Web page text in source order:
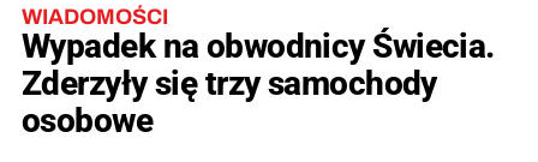
WIADOMOŚCI
Wypadek na obwodnicy Świecia.
Zderzyły się trzy samochody
osobowe